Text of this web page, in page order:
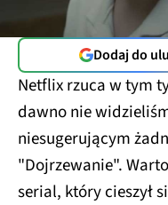
Dodaj do
Netflix rzuca w tym
dawno nie
niesugerującym
"Dojrzewanie".
serial, który cieszył